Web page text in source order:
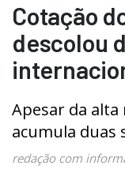
Cotação
descolou
Apesar da alta
acumula duas
redação com